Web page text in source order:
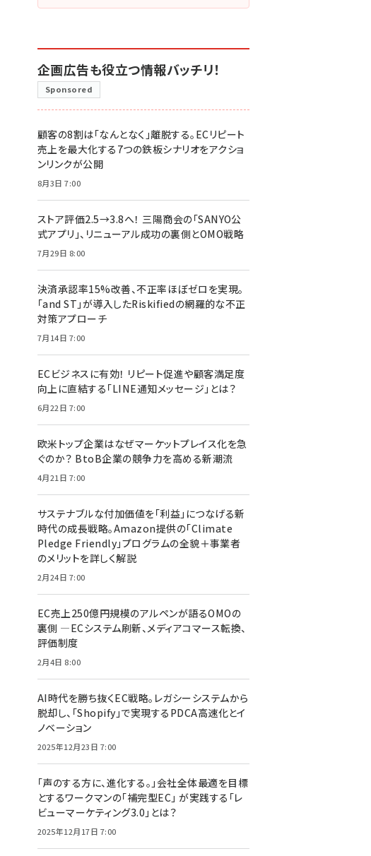
企画広告も役立つ情報バッチリ！
Sponsored
顧客の8割は「なんとなく」離脱する。ECリピート
売上を最大化する7つの鉄板シナリオをアクショ
ンリンクが公開
8月3日 7:00
ストア評価2.5→3.8へ！ 三陽商会の「SANYO公
式アプリ」、リニューアル成功の裏側とOMO戦略
7月29日 8:00
決済承認率15%改善、不正率ほぼゼロを実現。
「and ST」が導入したRiskifiedの網羅的な不正
対策アプローチ
7月14日 7:00
ECビジネスに有効！ リピート促進や顧客満足度
向上に直結する「LINE通知メッセージ」とは？
6月22日 7:00
欧米トップ企業はなぜマーケットプレイス化を急
ぐのか？ BtoB企業の競争力を高める新潮流
4月21日 7:00
サステナブルな付加価値を「利益」につなげる新
時代の成長戦略。Amazon提供の「Climate
Pledge Friendly」プログラムの全貌＋事業者
のメリットを詳しく解説
2月24日 7:00
EC売上250億円規模のアルペンが語るOMOの
裏側 ―ECシステム刷新、メディアコマース転換、
評価制度
2月4日 8:00
AI時代を勝ち抜くEC戦略。レガシーシステムから
脱却し、「Shopify」で実現するPDCA高速化とイ
ノベーション
2025年12月23日 7:00
「声のする方に、進化する。」会社全体最適を目標
とするワークマンの「補完型EC」 が実践する「レ
ビューマーケティング3.0」とは？
2025年12月17日 7:00